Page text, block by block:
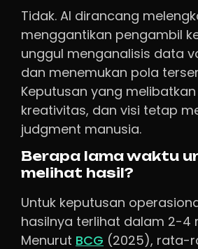
Tidak. AI dirancang
menggantikan pengambil
unggul menganalisis data
dan menemukan pola
Keputusan yang
kreativitas, dan visi tetap
judgment manusia.
Berapa lama waktu
melihat hasil?
Untuk keputusan
hasilnya terlihat dalam 2-4
Menurut BCG (2025), rata-